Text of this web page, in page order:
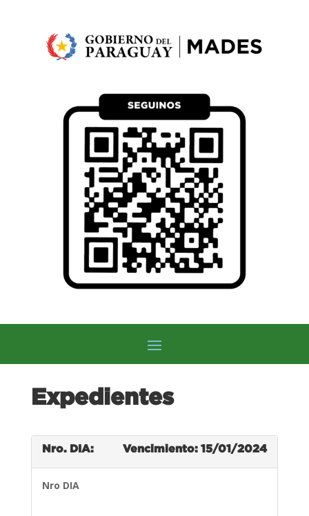
Expedientes
Nro. DIA: Vencimiento: 15/01/2024
Nro DIA